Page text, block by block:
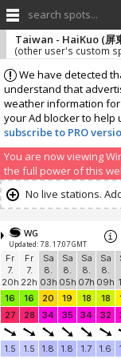
search spots...
We have detected
understand that
weather information
your Ad blocker to help
subscribe to PRO
You are now viewing
the full power of this
Taiwan - HaiKuo (屏
(other user's custom
No live stations.
WG
Updated: 7.8. 17:07 GMT
Fr
7.
20h
Fr
7.
22h
Sa
8.
03h
Sa
8.
05h
Sa
8.
07h
Sa
8.
09h
16
16 20 19 18 18
27
28 34 35 34 32
1.5 1.5 1.8 1.8 1.7 1.6